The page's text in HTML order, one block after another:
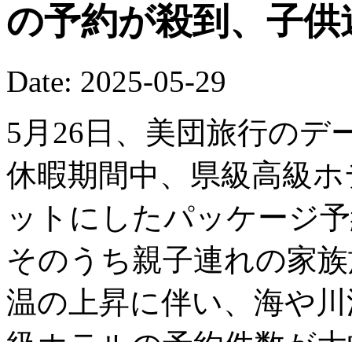
の予約が殺到、子
Date: 2025-05-29
5月26日、美団旅行のデ
休暇期間中、県級高級
ットにしたパッケージ
そのうち親子連れの家
温の上昇に伴い、海や